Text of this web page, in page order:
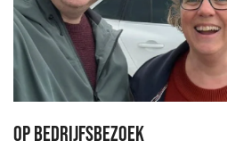
Op bedrijfsbezoek